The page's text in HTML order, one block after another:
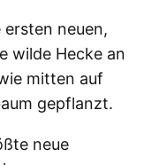
neuen,
wilde Hecke an
mitten auf
gepflanzt.
neue